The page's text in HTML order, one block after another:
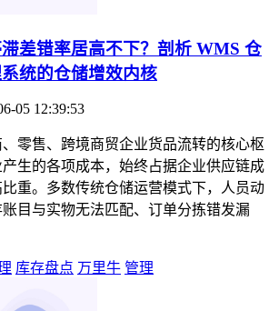
差错率居高不下？剖析 WMS 仓
统的仓储增效内核
05 12:39:53
零售、跨境商贸企业货品流转的核心枢
生的各项成本，始终占据企业供应链成
重。多数传统仓储运营模式下，人员动
目与实物无法匹配、订单分拣错发漏
库存盘点 万里牛 管理